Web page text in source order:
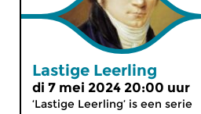
Lastige Leerling
di 7 mei 2024 20:00 uur
‘Lastige Leerling’ is een serie